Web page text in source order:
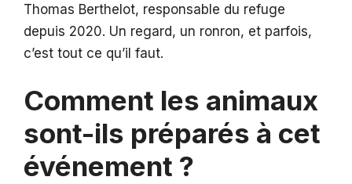
Thomas Berthelot, responsable du refuge
depuis 2020. Un regard, un ronron, et parfois,
c’est tout ce qu’il faut.
Comment les animaux
sont-ils préparés à cet
événement ?